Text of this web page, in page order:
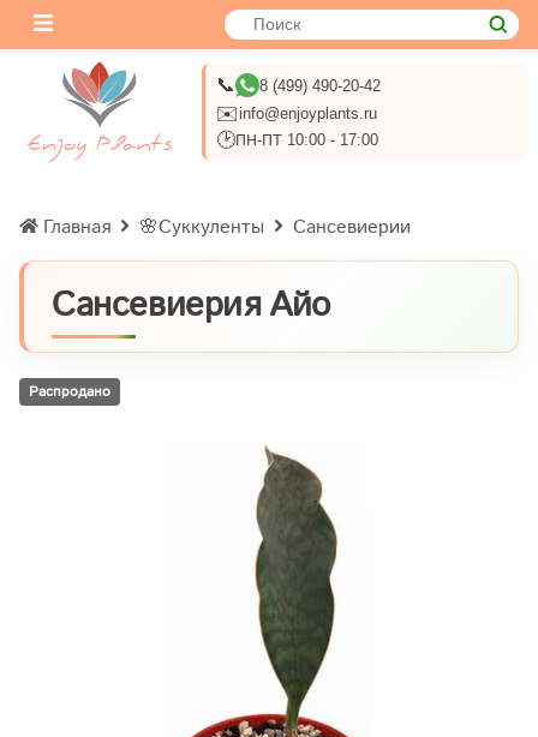
📞 8 (499) 490-20-42
✉️info@enjoyplants.ru
🕑ПН-ПТ 10:00 - 17:00
Главная 🌸Суккуленты Сансевиерии
Сансевиерия Айо
Распродано